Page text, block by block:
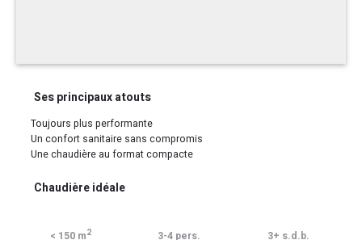
Ses principaux atouts
Toujours plus performante
Un confort sanitaire sans compromis
Une chaudière au format compacte
Chaudière idéale
< 150 m2 3-4 pers. 3+ s.d.b.